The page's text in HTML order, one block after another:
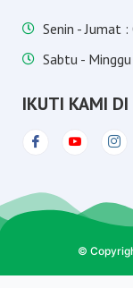
Senin - Jumat
Sabtu -
IKUTI KAMI
©